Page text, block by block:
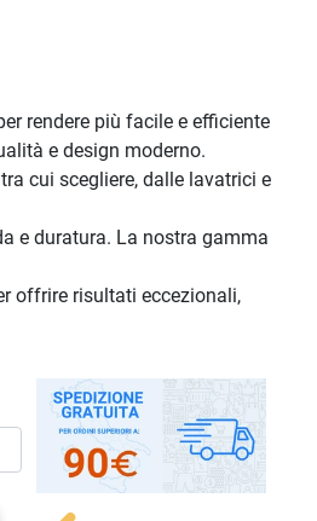
rendere più facile e efficiente
e design moderno.
cui scegliere, dalle lavatrici e
e duratura. La nostra gamma
offrire risultati eccezionali,